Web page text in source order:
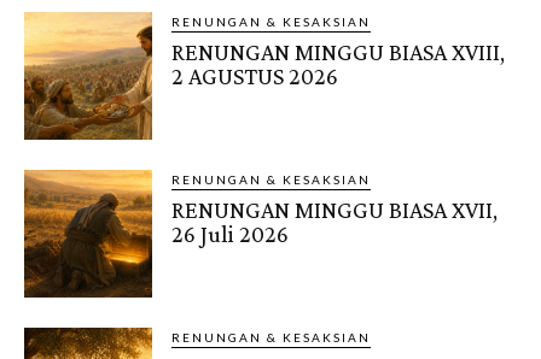
RENUNGAN & KESAKSIAN
RENUNGAN MINGGU BIASA XVIII,
2 AGUSTUS 2026
RENUNGAN & KESAKSIAN
RENUNGAN MINGGU BIASA XVII,
26 Juli 2026
RENUNGAN & KESAKSIAN